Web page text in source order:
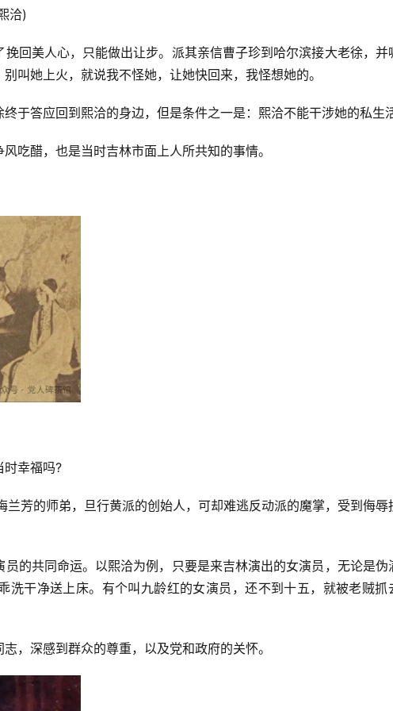
洽)
回美人心，只能做出让步。派其亲信曹子珍到哈尔滨接大老徐，并
叫她上火，就说我不怪她，让她快回来，我怪想她的。
于答应回到熙洽的身边，但是条件之一是：熙洽不能干涉她的私生活
吃醋，也是当时吉林市面上人所共知的事情。
时幸福吗?
兰芳的师弟，旦行黄派的创始人，可却难逃反动派的魔掌，受到侮辱
的共同命运。以熙洽为例，只要是来吉林演出的女演员，无论是伪
洗干净送上床。有个叫九龄红的女演员，还不到十五，就被老贼抓
，深感到群众的尊重，以及党和政府的关怀。